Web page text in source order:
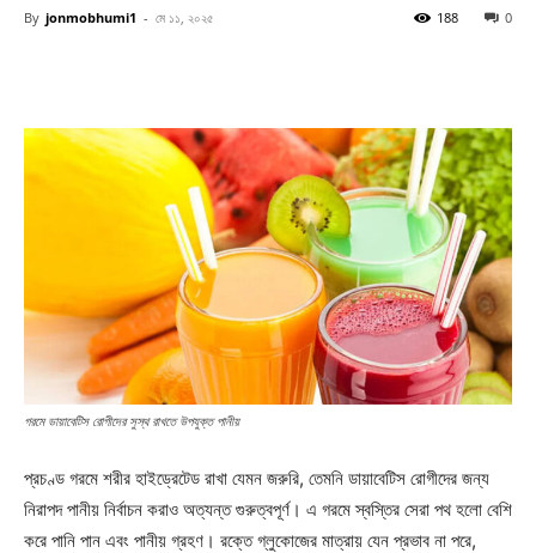
By jonmobhumi1 - মে ১১, ২০২৫ 0
188
গরমে ডায়াবেটিস রোগীদের সুস্থ রাখতে উপযুক্ত পানীয়
প্রচণ্ড গরমে শরীর হাইড্রেটেড রাখা যেমন জরুরি, তেমনি ডায়াবেটিস রোগীদের জন্য
নিরাপদ পানীয় নির্বাচন করাও অত্যন্ত গুরুত্বপূর্ণ। এ গরমে স্বস্তির সেরা পথ হলো বেশি
করে পানি পান এবং পানীয় গ্রহণ। রক্তে গ্লুকোজের মাত্রায় যেন প্রভাব না পরে,